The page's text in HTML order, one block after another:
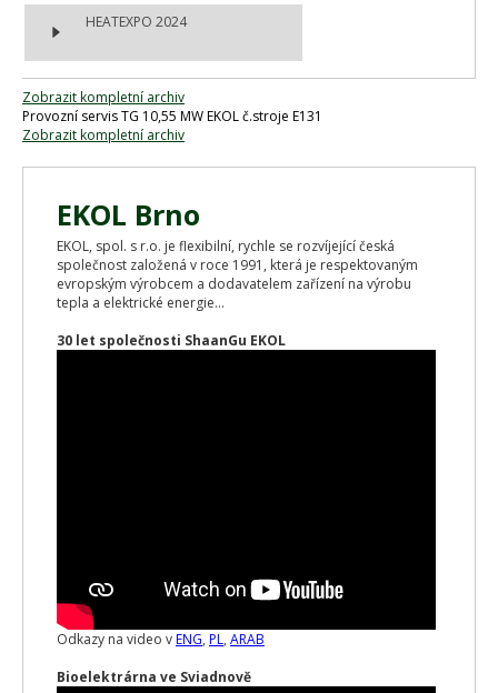
HEATEXPO 2024
Zobrazit kompletní archiv
Provozní servis TG 10,55 MW EKOL č.stroje E131
Zobrazit kompletní archiv
EKOL Brno
EKOL, spol. s r.o. je flexibilní, rychle se rozvíjející česká
společnost založená v roce 1991, která je respektovaným
evropským výrobcem a dodavatelem zařízení na výrobu
tepla a elektrické energie...
30 let společnosti ShaanGu EKOL
Odkazy na video vENG, PL, ARAB
Bioelektrárna ve Sviadnově